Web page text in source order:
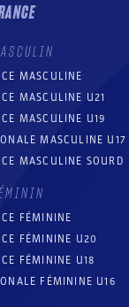
MASCULINE
MASCULINE U21
MASCULINE U19
MASCULINE U17
MASCULINE SOURD
FÉMININE
FÉMININE U20
FÉMININE U18
FÉMININE U16